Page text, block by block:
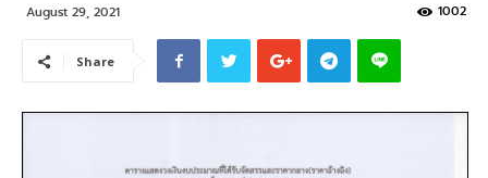
August 29, 2021 1002
Share